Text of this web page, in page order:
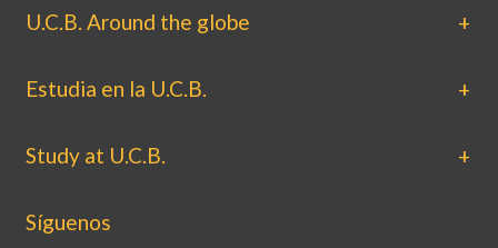
U.C.B. Around the globe
Estudia en la U.C.B.
Study at U.C.B.
Síguenos